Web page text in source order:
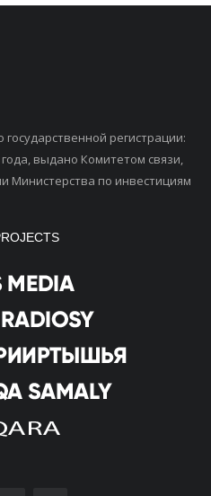
регистрации:
выдано Комитетом связи,
Министерства по инвестициям